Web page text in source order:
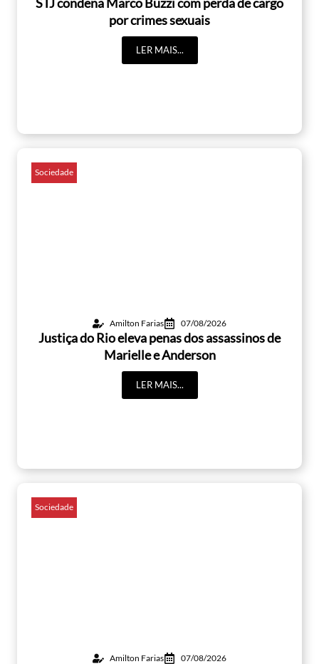
por crimes sexuais
LER MAIS...
Sociedade
Amilton Farias 07/08/2026
Justiça do Rio eleva penas dos assassinos de
Marielle e Anderson
LER MAIS...
Sociedade
Amilton Farias 07/08/2026